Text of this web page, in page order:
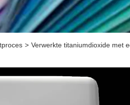
> Verwerkte titaniumdioxide met